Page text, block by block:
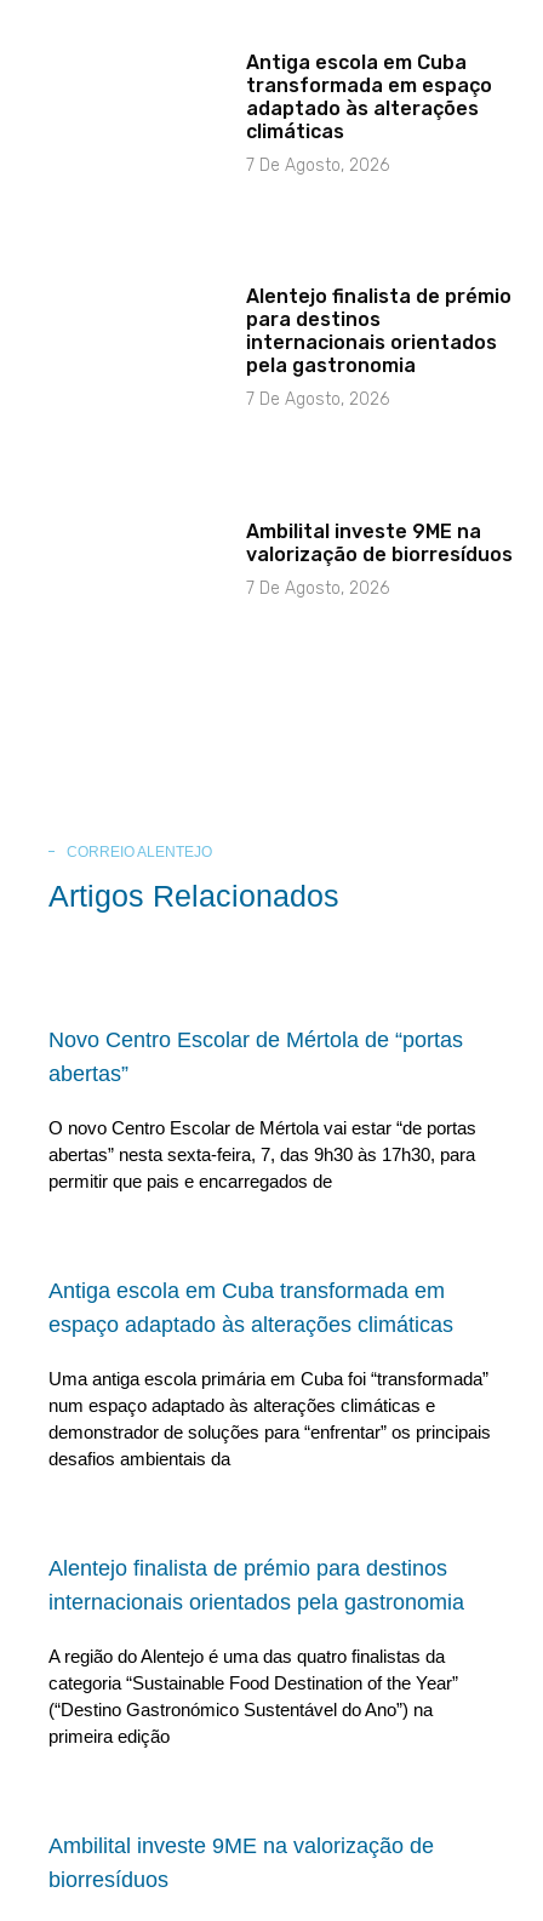
Antiga escola em Cuba
transformada em espaço
adaptado às alterações
climáticas
7 De Agosto, 2026
Alentejo finalista de prémio
para destinos
internacionais orientados
pela gastronomia
7 De Agosto, 2026
Ambilital investe 9ME na
valorização de biorresíduos
7 De Agosto, 2026
CORREIO ALENTEJO
Artigos Relacionados
Novo Centro Escolar de Mértola de “portas
abertas”
O novo Centro Escolar de Mértola vai estar “de portas
abertas” nesta sexta-feira, 7, das 9h30 às 17h30, para
permitir que pais e encarregados de
Antiga escola em Cuba transformada em
espaço adaptado às alterações climáticas
Uma antiga escola primária em Cuba foi “transformada”
num espaço adaptado às alterações climáticas e
demonstrador de soluções para “enfrentar” os principais
desafios ambientais da
Alentejo finalista de prémio para destinos
internacionais orientados pela gastronomia
A região do Alentejo é uma das quatro finalistas da
categoria “Sustainable Food Destination of the Year”
(“Destino Gastronómico Sustentável do Ano”) na
primeira edição
Ambilital investe 9ME na valorização de
biorresíduos